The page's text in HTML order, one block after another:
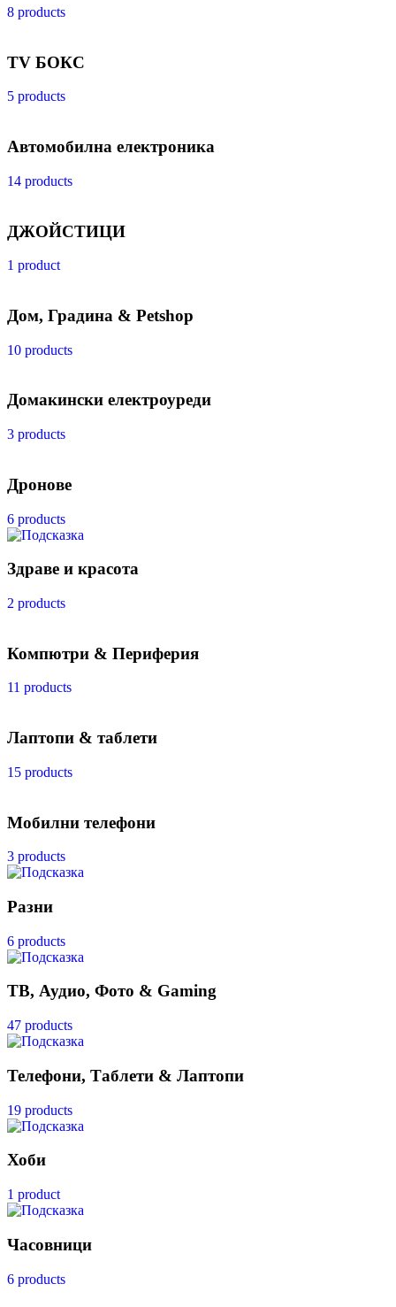
8 products
TV БОКС
5 products
Автомобилна електроника
14 products
ДЖОЙСТИЦИ
1 product
Дом, Градина & Petshop
10 products
Домакински електроуреди
3 products
Дронове
6 products
Здраве и красота
2 products
Компютри & Периферия
11 products
Лаптопи & таблети
15 products
Мобилни телефони
3 products
Разни
6 products
ТВ, Аудио, Фото & Gaming
47 products
Телефони, Таблети & Лаптопи
19 products
Хоби
1 product
Часовници
6 products